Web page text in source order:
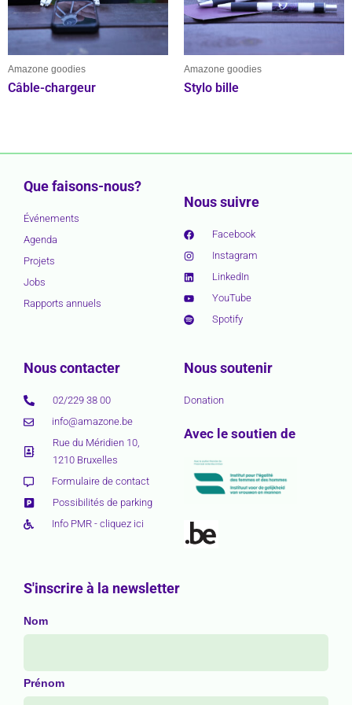
Amazone goodies
Câble-chargeur
Amazone goodies
Stylo bille
Que faisons-nous?
Événements
Agenda
Projets
Jobs
Rapports annuels
Nous suivre
Facebook
Instagram
LinkedIn
YouTube
Spotify
Nous contacter
02/229 38 00
info@amazone.be
Rue du Méridien 10,
1210 Bruxelles
Formulaire de contact
Possibilités de parking
Info PMR - cliquez ici
Nous soutenir
Donation
Avec le soutien de
S'inscrire à la newsletter
Nom
Prénom